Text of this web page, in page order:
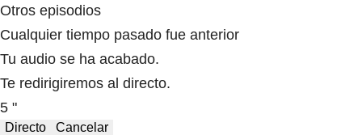
Otros episodios
Cualquier tiempo pasado fue anterior
Tu audio se ha acabado.
Te redirigiremos al directo.
5 "
Directo Cancelar